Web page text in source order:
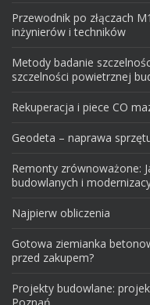
Przewodnik po złączach
inżynierów i techników
Metody badanie
szczelności powietrznej
Rekuperacja i piece CO
Geodeta – naprawa
Remonty zrównoważone:
budowlanych i
Najpierw obliczenia
Gotowa ziemianka
przed zakupem?
Projekty budowlane: